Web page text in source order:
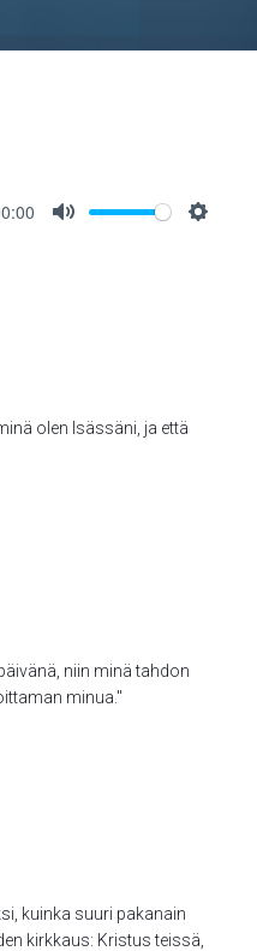
olen Isässäni, ja että
niin minä tahdon
minua."
kuinka suuri pakanain
kirkkaus: Kristus teissä,